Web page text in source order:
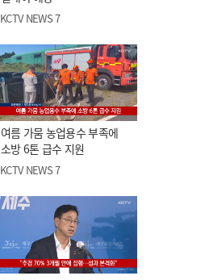
KCTV NEWS 7
여름 가뭄 농업용수 부족에
소방 6톤 급수 지원
KCTV NEWS 7